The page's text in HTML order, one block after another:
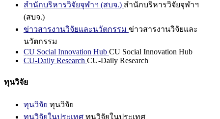
สำนักบริหารวิจัยจุฬาฯ (สบจ.) สำนักบริหารวิจัยจุฬาฯ
(สบจ.)
ข่าวสารงานวิจัยและนวัตกรรม ข่าวสารงานวิจัยและ
นวัตกรรม
CU Social Innovation Hub CU Social Innovation Hub
CU-Daily Research CU-Daily Research
ทุนวิจัย
ทุนวิจัย ทุนวิจัย
ทุนวิจัยในประเทศ ทุนวิจัยในประเทศ